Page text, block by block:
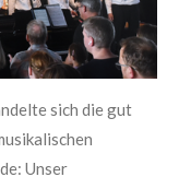
sich die gut
Unser